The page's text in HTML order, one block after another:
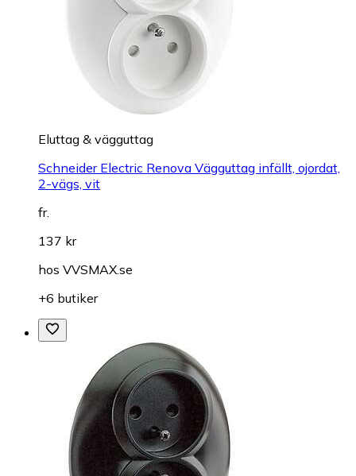
Eluttag & vägguttag
Schneider Electric Renova Vägguttag infällt, ojordat,
2-vägs, vit
fr.
137 kr
hos VVSMAX.se
+6 butiker